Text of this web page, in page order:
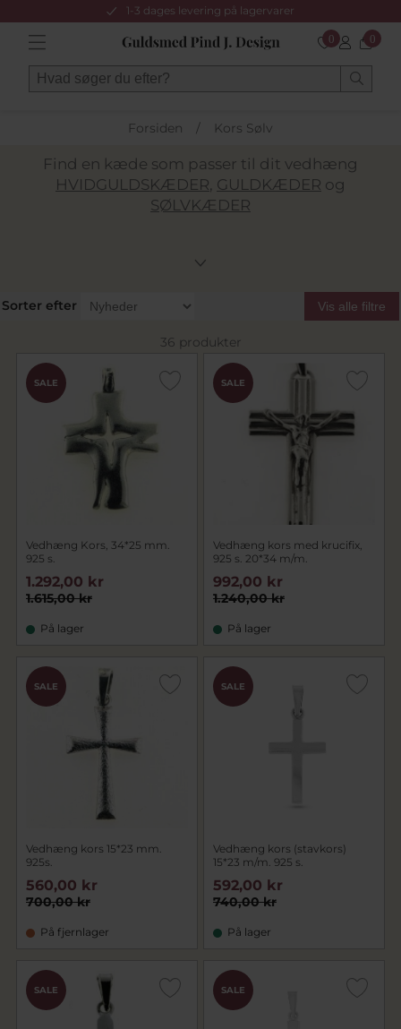
1-3 dages levering på lagervarer
0 0
Forsiden / Kors Sølv
Find en kæde som passer til dit vedhæng
HVIDGULDSKÆDER, GULDKÆDER og
SØLVKÆDER
Sorter efter Vis alle filtre
36 produkter
SALE
Vedhæng Kors, 34*25 mm.
925 s.
1.615,00 kr
1.292,00 kr
På lager
SALE
Vedhæng kors med krucifix,
925 s. 20*34 m/m.
1.240,00 kr
992,00 kr
På lager
SALE
Vedhæng kors 15*23 mm.
925s.
700,00 kr
560,00 kr
På fjernlager
SALE
Vedhæng kors (stavkors)
15*23 m/m. 925 s.
740,00 kr
592,00 kr
På lager
SALE SALE